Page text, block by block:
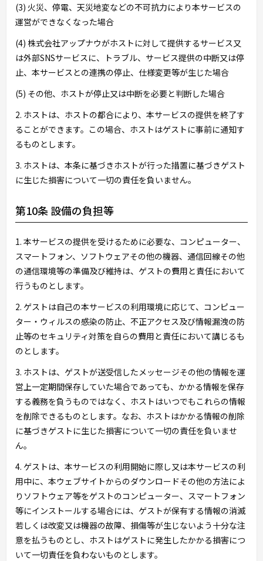
(3) 火災、停電、天災地変などの不可抗力により本サービスの
運営ができなくなった場合
(4) 株式会社アップナウがホストに対して提供するサービス又
は外部SNSサービスに、トラブル、サービス提供の中断又は停
止、本サービスとの連携の停止、仕様変更等が生じた場合
(5) その他、ホストが停止又は中断を必要と判断した場合
2. ホストは、ホストの都合により、本サービスの提供を終了す
ることができます。この場合、ホストはゲストに事前に通知す
るものとします。
3. ホストは、本条に基づきホストが行った措置に基づきゲスト
に生じた損害について一切の責任を負いません。
第10条 設備の負担等
1. 本サービスの提供を受けるために必要な、コンピューター、
スマートフォン、ソフトウェアその他の機器、通信回線その他
の通信環境等の準備及び維持は、ゲストの費用と責任において
行うものとします。
2. ゲストは自己の本サービスの利用環境に応じて、コンピュー
ター・ウィルスの感染の防止、不正アクセス及び情報漏洩の防
止等のセキュリティ対策を自らの費用と責任において講じるも
のとします。
3. ホストは、ゲストが送受信したメッセージその他の情報を運
営上一定期間保存していた場合であっても、かかる情報を保存
する義務を負うものではなく、ホストはいつでもこれらの情報
を削除できるものとします。なお、ホストはかかる情報の削除
に基づきゲストに生じた損害について一切の責任を負いませ
ん。
4. ゲストは、本サービスの利用開始に際し又は本サービスの利
用中に、本ウェブサイトからのダウンロードその他の方法によ
りソフトウェア等をゲストのコンピューター、スマートフォン
等にインストールする場合には、ゲストが保有する情報の消滅
若しくは改変又は機器の故障、損傷等が生じないよう十分な注
意を払うものとし、ホストはゲストに発生したかかる損害につ
いて一切責任を負わないものとします。